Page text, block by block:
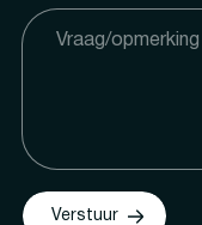
Verstuur